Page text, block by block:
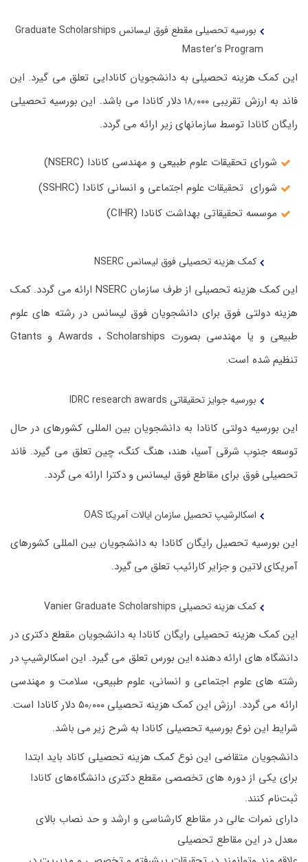
بورسیه تحصیلی مقطع فوق لیسانس Graduate Scholarships
Master’s Program
این کمک هزینه تحصیلی به دانشجویان کانادایی تعلق می گیرد. این
فاند به ارزش تقریبی ۱۸٫۰۰۰ دلار کانادا می باشد. این بورسیه تحصیلی
رایگان کانادا توسط سازمانهای زیر ارائه می گردد.
شورای تحقیقات علوم طبیعی و مهندسی کانادا (NSERC)
شورای تحقیقات علوم اجتماعی و انسانی کانادا (SSHRC)
موسسه تحقیقاتی بهداشت کانادا (CIHR)
کمک هزینه تحصیلی فوق لیسانس NSERC
این کمک هزینه تحصیلی از طرف سازمان NSERC ارائه می گردد. کمک
هزینه دولتی فوق برای دانشجویان فوق لیسانس در رشته های علوم
طبیعی و یا مهندسی بصورت Awards ، Scholarships و Gtants
تنظیم شده است.
بورسیه جوایز تحقیقاتی IDRC research awards
این بورسیه دولتی کانادا به دانشجویان بین المللی کشورهای در حال
توسعه جنوب شرقی آسیا، هند، هنگ کنگ، چین تعلق می گیرد. فاند
تحصیلی فوق برای مقاطع فوق لیسانس و دکترا ارائه می گردد.
اسکالرشیپ تحصیل سازمان ایالات آمریکا OAS
این بورسیه تحصیل رایگان کانادا به دانشجویان بین المللی کشورهای
آمریکای لاتین و جزایر کارائیب تعلق می گیرد.
کمک هزینه تحصیلی Vanier Graduate Scholarships
این کمک هزینه تحصیلی رایگان کانادا به دانشجویان مقطع دکتری در
دانشگاه های ارائه دهنده این بورس تعلق می گیرد. این اسکالرشیپ در
رشته های علوم اجتماعی و انسانی، علوم طبیعی، سلامت و مهندسی
ارائه می گردد. ارزش این کمک هزینه تحصیلی ۵۰٫۰۰۰ دلار کانادا است.
شرایط این نوع بورسیه تحصیلی کانادا به شرح زیر می باشد.
دانشجویان متقاضی این نوع کمک هزینه تحصیلی کاناد باید ابتدا
برای یکی از دوره های تخصصی مقطع دکتری دانشگاه‌های کانادا
ثبت‌نام کنند.
دارای نمرات عالی در مقاطع کارشناسی و ارشد و حد نصاب بالای
معدل در این مقاطع تحصیلی